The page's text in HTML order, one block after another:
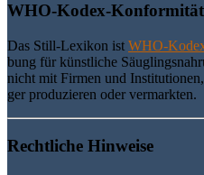
WHO-Kodex-Kon­for­mi­tät
Das Still-Lexi­kon ist WHO-
bung für künst­li­che
nicht mit Fir­men und
ger pro­du­zie­ren oder vermarkten.
Recht­li­che Hinweise